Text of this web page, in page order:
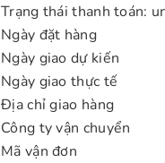
Trạng thái thanh toán:
Ngày đặt hàng
Ngày giao dự kiến
Ngày giao thực tế
Địa chỉ giao hàng
Công ty vận chuyển
Mã vận đơn